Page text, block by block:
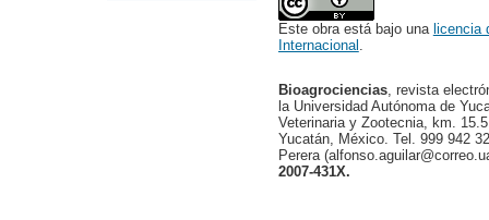
Este obra está bajo una licencia
Internacional
Bioagrociencias, revista
la Universidad Autónoma de
Veterinaria y Zootecnia, km.
Yucatán, México. Tel. 999 942
Perera
2007-431X.